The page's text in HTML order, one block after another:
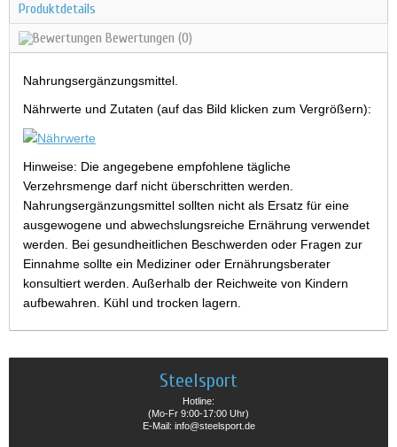
Produktdetails
Bewertungen (0)
Nahrungsergänzungsmittel.
Nährwerte und Zutaten (auf das Bild klicken zum Vergrößern):
Hinweise: Die angegebene empfohlene tägliche
Verzehrsmenge darf nicht überschritten werden.
Nahrungsergänzungsmittel sollten nicht als Ersatz für eine
ausgewogene und abwechslungsreiche Ernährung verwendet
werden. Bei gesundheitlichen Beschwerden oder Fragen zur
Einnahme sollte ein Mediziner oder Ernährungsberater
konsultiert werden. Außerhalb der Reichweite von Kindern
aufbewahren. Kühl und trocken lagern.
Steelsport
Hotline:
(Mo-Fr 9:00-17:00 Uhr)
E-Mail: info@steelsport.de